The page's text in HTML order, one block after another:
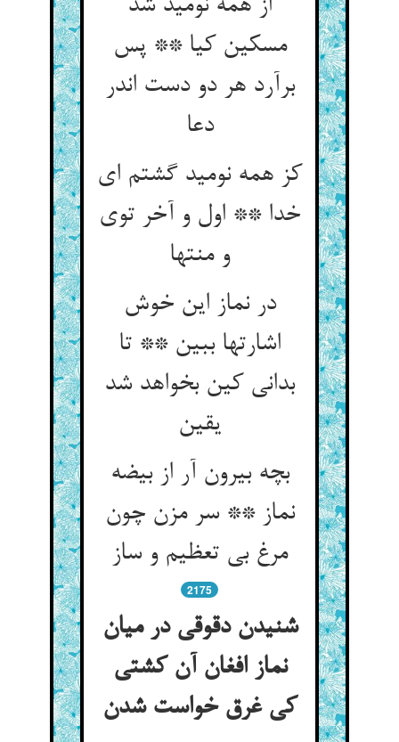
از همه نومید شد
مسکین کیا ** پس
برآرد هر دو دست اندر
دعا
کز همه نومید گشتم ای
خدا ** اول و آخر توی
و منتها
در نماز این خوش
اشارتها ببین ** تا
بدانی کین بخواهد شد
یقین
بچه بیرون آر از بیضه
نماز ** سر مزن چون
مرغ بی تعظیم و ساز
2175
شنیدن دقوقی در میان
نماز افغان آن کشتی
کی غرق خواست شدن